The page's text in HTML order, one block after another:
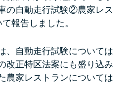
の自動走行試験②農家レス
報告しました。
、自動走行試験については
改正特区法案にも盛り込み
農家レストランについては